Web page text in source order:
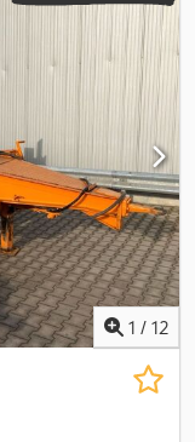
1 / 12